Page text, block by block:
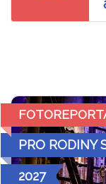
PRO RODINY
2027